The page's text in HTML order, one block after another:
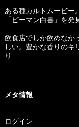
ある種カルトムービー
「ピーマン白書」を発
飲食店でしか飲めなか
しい。豊かな香りのキ
り
メタ情報
ログイン